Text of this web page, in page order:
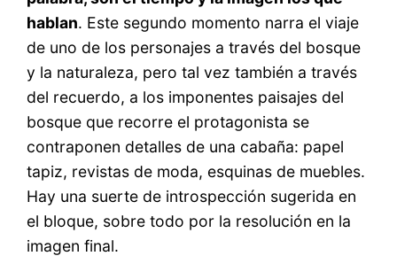
hablan. Este segundo momento narra el viaje
de uno de los personajes a través del bosque
y la naturaleza, pero tal vez también a través
del recuerdo, a los imponentes paisajes del
bosque que recorre el protagonista se
contraponen detalles de una cabaña: papel
tapiz, revistas de moda, esquinas de muebles.
Hay una suerte de introspección sugerida en
el bloque, sobre todo por la resolución en la
imagen final.